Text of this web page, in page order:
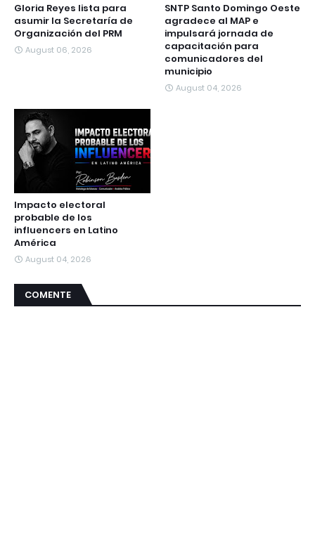
Gloria Reyes lista para
asumir la Secretaría de
Organización del PRM
August 06, 2026
SNTP Santo Domingo Oeste
agradece al MAP e
impulsará jornada de
capacitación para
comunicadores del
municipio
August 04, 2026
Impacto electoral
probable de los
influencers en Latino
América
August 04, 2026
COMENTE